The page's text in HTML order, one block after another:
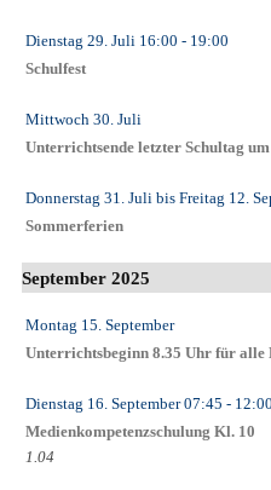
Dienstag 29. Juli 16:00 - 19:00
Schulfest
Mittwoch 30. Juli
Unterrichtsende letzter Schultag
Donnerstag 31. Juli bis Freitag 12.
Sommerferien
September 2025
Montag 15. September
Unterrichtsbeginn 8.35 Uhr für alle
Dienstag 16. September07:45 - 12:00
Medienkompetenzschulung Kl. 10
1.04